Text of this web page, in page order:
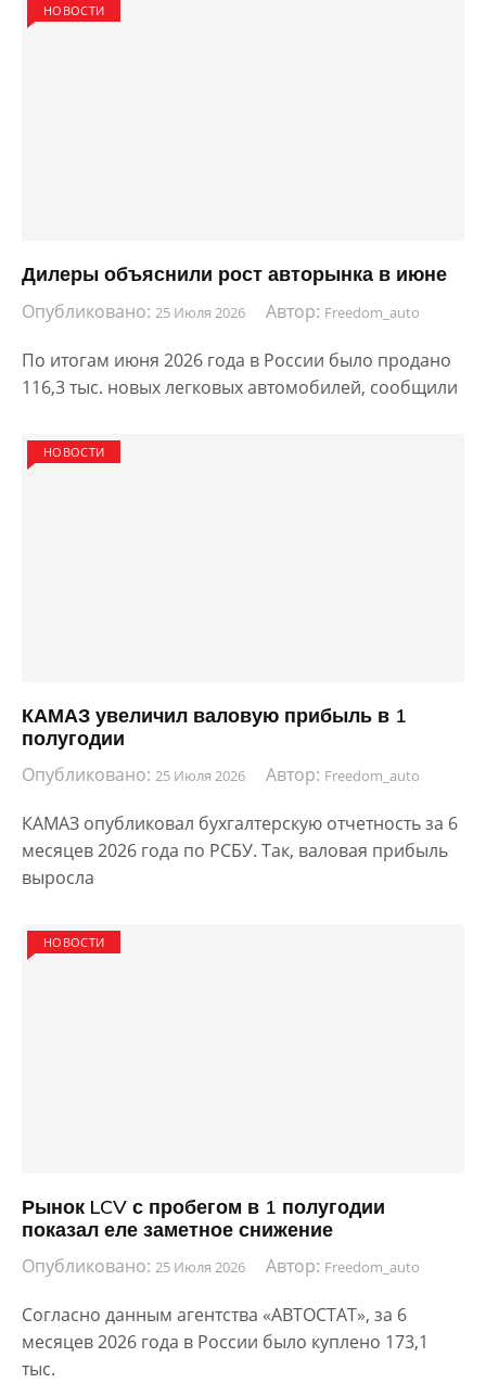
НОВОСТИ
Дилеры объяснили рост авторынка в июне
Опубликовано: 25 Июля 2026 Автор: Freedom_auto
По итогам июня 2026 года в России было продано
116,3 тыс. новых легковых автомобилей, сообщили
НОВОСТИ
КАМАЗ увеличил валовую прибыль в 1
полугодии
Опубликовано: 25 Июля 2026 Автор: Freedom_auto
КАМАЗ опубликовал бухгалтерскую отчетность за 6
месяцев 2026 года по РСБУ. Так, валовая прибыль
выросла
НОВОСТИ
Рынок LCV с пробегом в 1 полугодии
показал еле заметное снижение
Опубликовано: 25 Июля 2026 Автор: Freedom_auto
Согласно данным агентства «АВТОСТАТ», за 6
месяцев 2026 года в России было куплено 173,1
тыс.